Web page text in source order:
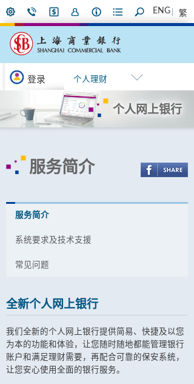
ENG 繁
登录 个人理财
个人网上银行
服务简介
服务简介
系统要求及技术支援
常见问题
全新个人网上银行
我们全新的个人网上银行提供简易、快捷及以您
为本的功能和体验，让您随时随地都能管理银行
账户和满足理财需要，再配合可靠的保安系统，
让您安心使用全面的银行服务。